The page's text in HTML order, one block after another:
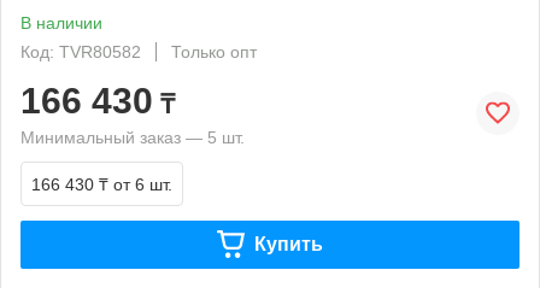
В наличии
Код: TVR80582
Только опт
166 430 ₸
Минимальный заказ — 5 шт.
166 430 ₸ от 6 шт.
Купить